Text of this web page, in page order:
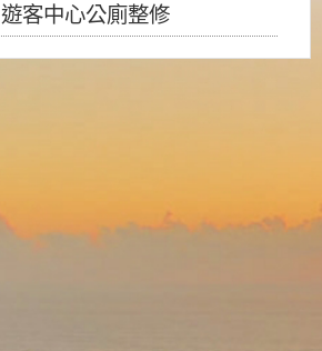
遊客中心公廁整修